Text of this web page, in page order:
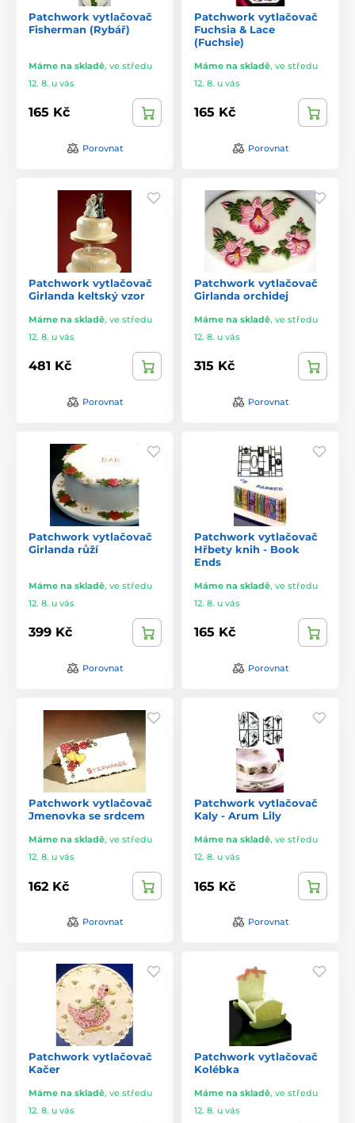
Patchwork vytlačovač
Fisherman (Rybář)
Máme na skladě, ve středu
12. 8. u vás
165 Kč
Porovnat
Patchwork vytlačovač
Fuchsia & Lace
(Fuchsie)
Máme na skladě, ve středu
12. 8. u vás
165 Kč
Porovnat
Patchwork vytlačovač
Girlanda keltský vzor
Máme na skladě, ve středu
12. 8. u vás
481 Kč
Porovnat
Patchwork vytlačovač
Girlanda orchidej
Máme na skladě, ve středu
12. 8. u vás
315 Kč
Porovnat
Patchwork vytlačovač
Girlanda růží
Máme na skladě, ve středu
12. 8. u vás
399 Kč
Porovnat
Patchwork vytlačovač
Hřbety knih - Book
Ends
Máme na skladě, ve středu
12. 8. u vás
165 Kč
Porovnat
Patchwork vytlačovač
Jmenovka se srdcem
Máme na skladě, ve středu
12. 8. u vás
162 Kč
Porovnat
Patchwork vytlačovač
Kaly - Arum Lily
Máme na skladě, ve středu
12. 8. u vás
165 Kč
Porovnat
Patchwork vytlačovač
Kačer
Máme na skladě, ve středu
12. 8. u vás
Patchwork vytlačovač
Kolébka
Máme na skladě, ve středu
12. 8. u vás